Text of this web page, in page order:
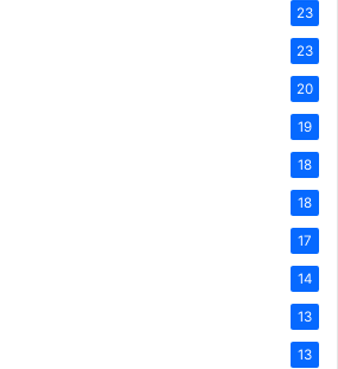
23
23
20
19
18
18
17
14
13
13